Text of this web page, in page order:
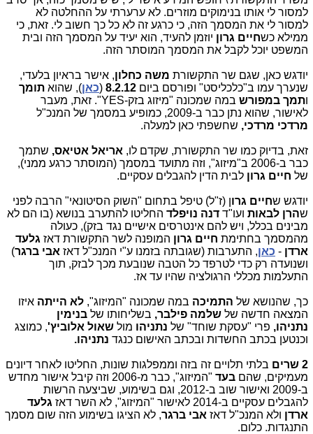
למסור לי אותו בנימוקים מוזרים. לא ערערתי על ההחלטה לא
למסור לי את המסמך הזה, כי כרגע זה לא כל כך חשוב לי. זאת, כי
ממילא כשחיים גרון יוזמן להעיד, הוא יעיד על המסמך הזה ובית
המשפט יוכל לקבל את המסמך המוסתר הזה.
יודגש כאן, שגם שר התקשורת משה כחלון, אישר בראיון בלעדי,
שנערך עמו ב"כלכליסט" ופורסם ביום 8.2.12
(כאן), שהוא תומך
תמך במפורש
במה שמכונה "מיזוג בזק-YES". זאת, מעבר
לאישור, שהוא נתן כבר ב-2009, כמופיע במסמך של המנכ"ל
מרדכי מרדכי, שחשפתי כאן למעלה.
זאת, בדיוק כמו שר התקשורת, שקדם לו, אריאל אטיאס, שתמך
כבר ב-2006 ב"מיזוג", וזה מתועד במסמך (המוסתר כרגע ממני),
של חיים גרון לבית הדין להגבלים עסקיים.
יודגש שחיים גרון (ז"ל) טיפל בתחום "השוק הסיטונאי" הרבה לפני
שהרן לבאותועו"ד דנה נויפלדהחליטו להתערב בנושא (בו הם לא
מבינים בכלל, ויש להם אינטרסים אישיים נגד בזק), כעולה
מהמסמך בחתימת חיים גרון המופנה לשר התקשורת דאזגלעד
ארדן- כאן, התערבות (שגובתה בזמנו ע"י המנכ"ל דאז אבי ברגר)
ושנועדה רק כדי לטרפד כל הטבה שנובעת מכך לבזק, תוך
התעלמות מכללי הרגולציה שהיו עד אז.
כך, שהנושא של התמיכה במה שמכונה "המיזוג", לא הייתהאיזו
המצאה חדשה של שלמה פילבר,בשליחותו של בנימין
נתניהו,פרי "עסקת שוחד" של נתניהו מול שאול אלוביץ', כמוצג
וכנטען בכתב החשדות ובכתב האישום כנגד נתניהו.
2 שרים
בלתי תלויים זה בזה וממפלגות שונות, החליטו לאחר דיונים
מעמיקים, שהם בעד
"המיזוג", כבר מ-2006 וזה קיבל אישור מחדש
ב-2009 ואישור שוב ב-2012, וגם בשימוע, שביצעה הרשות
להגבלים עסקיים ב-2014 לאישור "המיזוג", לא השר דאז
גלעד
ארדןולא המנכ"ל דאז אבי ברגר, לא הציגו בשימוע הזה שום מסמך
התנגדות. כלום.